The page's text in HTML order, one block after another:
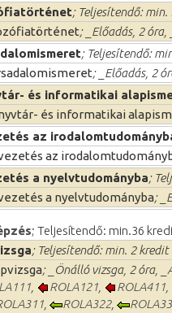
; Teljesítendő: min.
; _Előadás, 2
; Teljesítendő:
; _Előadás, 2
és informatikai
és informatikai
az
az
a nyelvtudományba;
a nyelvtudományba;
; Teljesítendő: min.36
; Teljesítendő: min. 2 kredit
; _Önálló vizsga, 2 óra,
ROLA121 ROLA411
ROLA322,